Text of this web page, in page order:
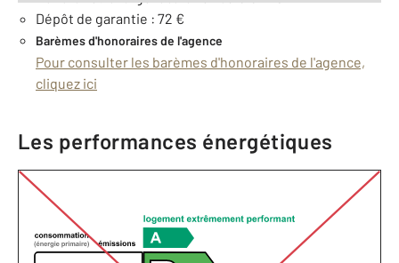
Dépôt de garantie : 72 €
Barèmes d'honoraires de l'agence
Pour consulter les barèmes d'honoraires de l'agence,
cliquez ici
Les performances énergétiques